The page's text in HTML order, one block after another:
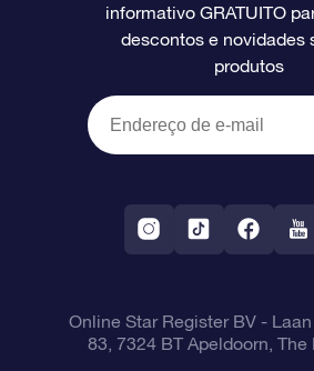
Avaliações
O cartão de presente da OSR
Presentes corporativos
Página estelar personalizada
Um Milhão de Estrelas
OSR Starsaver
Aplicativo RV Fly me to the stars
Informações de pagamento
Política de devolução
Constelações
informativo GRATUITO
descontos e novidades
produtos
Online Star Register BV- Laan
83, 7324 BT Apeldoorn,